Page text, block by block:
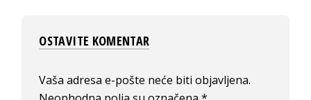
OSTAVITE KOMENTAR
Vaša adresa e-pošte neće biti objavljena.